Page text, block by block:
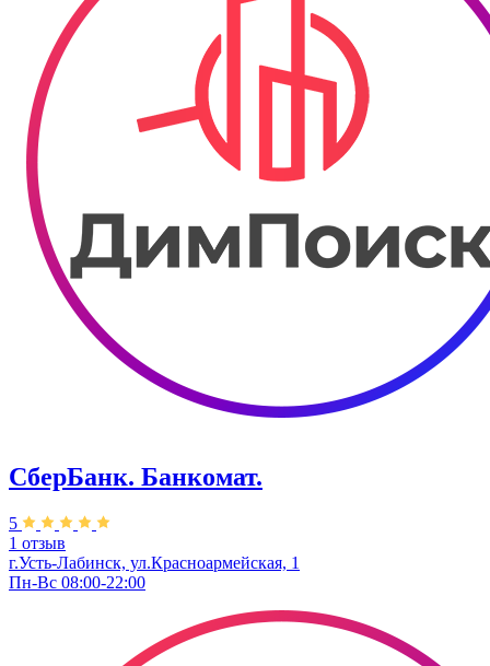
СберБанк. Банкомат.
5
1 отзыв
г.Усть-Лабинск, ул.​Красноармейская, 1
Пн-Вс 08:00-22:00